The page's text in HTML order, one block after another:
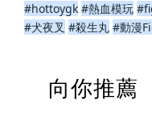
#hottoygk #熱血模玩
#犬夜叉 #殺生丸 #動漫
向你推薦